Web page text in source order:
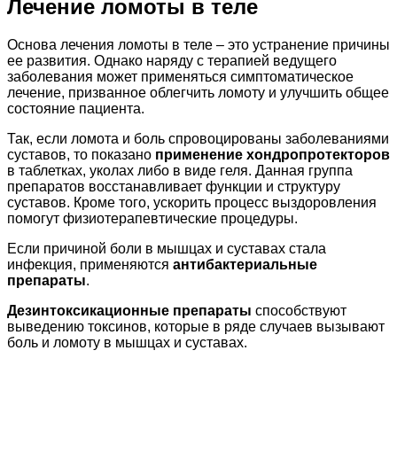
Лечение ломоты в теле
Основа лечения ломоты в теле – это устранение причины
ее развития. Однако наряду с терапией ведущего
заболевания может применяться симптоматическое
лечение, призванное облегчить ломоту и улучшить общее
состояние пациента.
Так, если ломота и боль спровоцированы заболеваниями
суставов, то показано применение хондропротекторов
в таблетках, уколах либо в виде геля. Данная группа
препаратов восстанавливает функции и структуру
суставов. Кроме того, ускорить процесс выздоровления
помогут физиотерапевтические процедуры.
Если причиной боли в мышцах и суставах стала
инфекция, применяются антибактериальные
препараты.
Дезинтоксикационные препараты способствуют
выведению токсинов, которые в ряде случаев вызывают
боль и ломоту в мышцах и суставах.